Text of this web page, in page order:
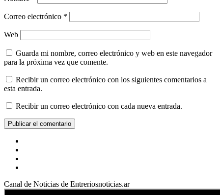
Correo electrónico *
Web
Guarda mi nombre, correo electrónico y web en este navegador
para la próxima vez que comente.
Recibir un correo electrónico con los siguientes comentarios a
esta entrada.
Recibir un correo electrónico con cada nueva entrada.
Canal de Noticias de Entreriosnoticias.ar